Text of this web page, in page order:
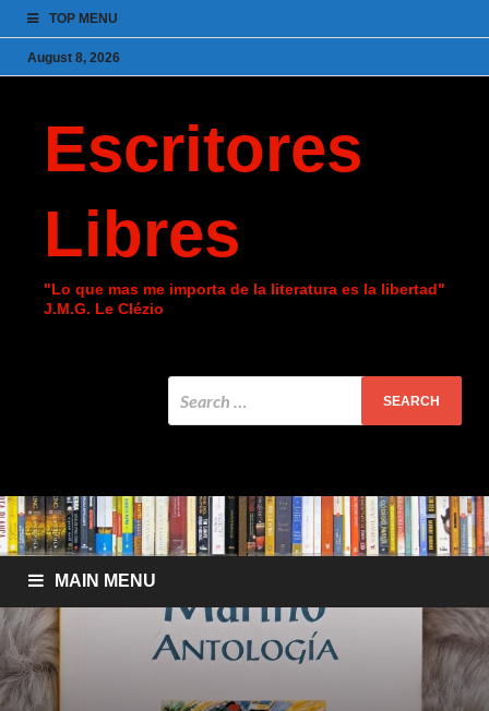
TOP MENU
August 8, 2026
Escritores
Libres
"Lo que mas me importa de la literatura es la libertad"
J.M.G. Le Clézio
MAIN MENU